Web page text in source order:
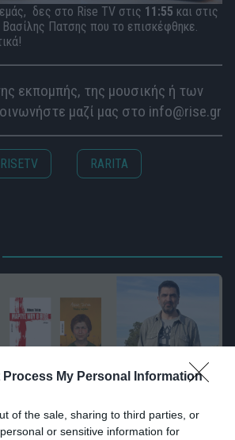
Process My Personal Information
of the sale, sharing to third parties, or
or sensitive information for
δες στο Rise TV στις 11:55 και στις
Πατσης που το επισκέφθηκε.
εκπομπής, της μουσικής ή των
μαζί μας στο info@rise.gr
RISETV RARITA